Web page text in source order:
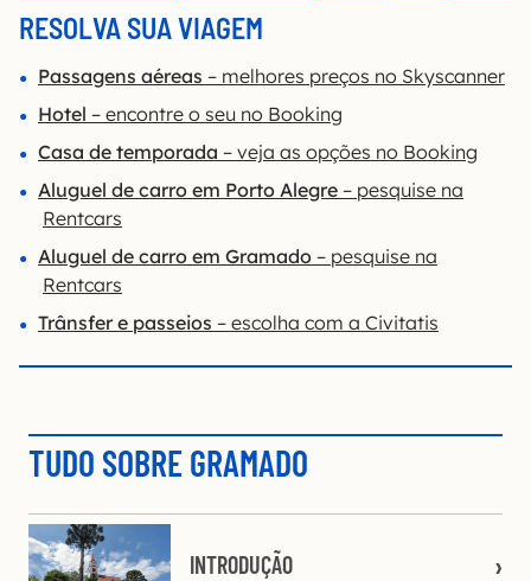
RESOLVA SUA VIAGEM
Passagens aéreas – melhores preços no Skyscanner
Hotel – encontre o seu no Booking
Casa de temporada – veja as opções no Booking
Aluguel de carro em Porto Alegre – pesquise na
Rentcars
Aluguel de carro em Gramado – pesquise na
Rentcars
Trânsfer e passeios – escolha com a Civitatis
TUDO SOBRE GRAMADO
INTRODUÇÃO